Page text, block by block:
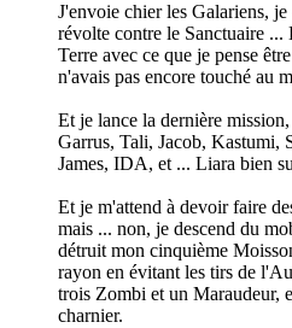
J'envoie chier les Galariens,
révolte contre le Sanctuaire
Terre avec ce que je pense
n'avais pas encore touché au
Et je lance la dernière
Garrus, Tali, Jacob, Kastumi,
James, IDA, et ... Liara bien
Et je m'attend à devoir faire
mais ... non, je descend du
détruit mon cinquième
rayon en évitant les tirs de
trois Zombi et un Maraudeur,
charnier.